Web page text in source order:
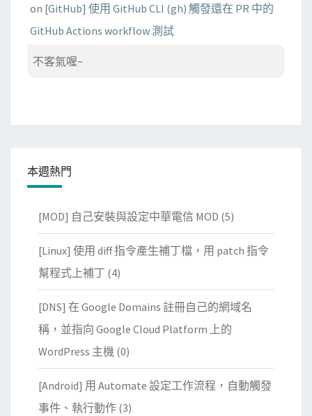
on [GitHub] 使用 GitHub CLI (gh) 觸發還在 PR 中的
GitHub Actions workflow 測試
不客氣喔~
本週熱門
[MOD] 自己安裝與設定中華電信 MOD (5)
[Linux] 使用 diff 指令產生補丁檔，用 patch 指令
幫程式上補丁 (4)
[DNS] 在 Google Domains 註冊自己的網域名
稱，並指向 Google Cloud Platform 上的
WordPress 主機 (0)
[Android] 用 Automate 設定工作流程，自動觸發
事件、執行動作 (3)